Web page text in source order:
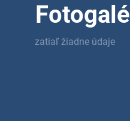
zatiaľ žiadne údaje